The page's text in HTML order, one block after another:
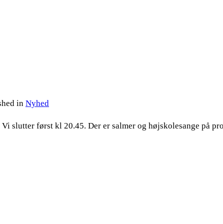
in Nyhed
slutter først kl 20.45. Der er salmer og højskolesange på